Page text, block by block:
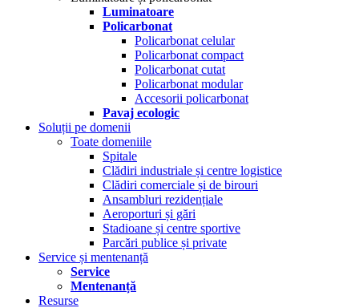
Luminatoare
Policarbonat
Policarbonat celular
Policarbonat compact
Policarbonat cutat
Policarbonat modular
Accesorii policarbonat
Pavaj ecologic
Soluții pe domenii
Toate domeniile
Spitale
Clădiri industriale și centre logistice
Clădiri comerciale și de birouri
Ansambluri rezidențiale
Aeroporturi și gări
Stadioane și centre sportive
Parcări publice și private
Service și mentenanță
Service
Mentenanță
Resurse